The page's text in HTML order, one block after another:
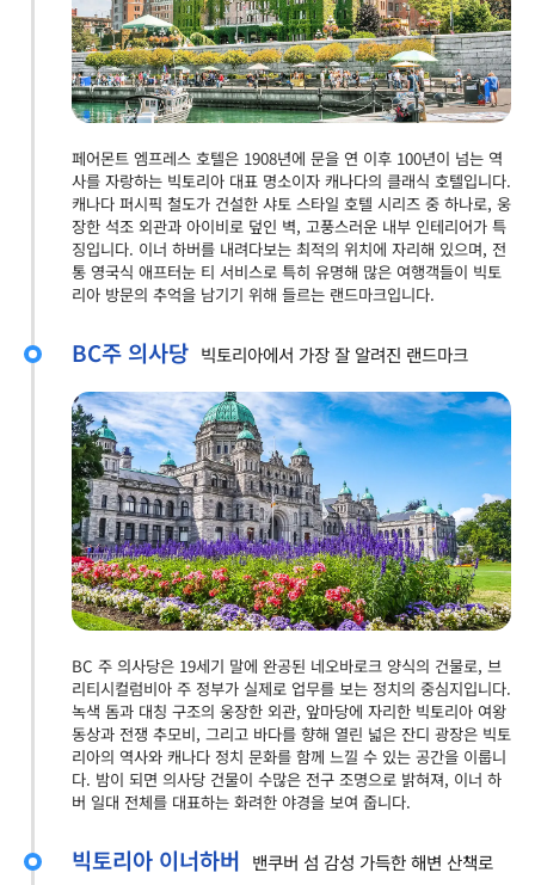
페어몬트 엠프레스 호텔은 1908년에 문을 연 이후 100년이 넘는 역
사를 자랑하는 빅토리아 대표 명소이자 캐나다의 클래식 호텔입니다.
캐나다 퍼시픽 철도가 건설한 샤토 스타일 호텔 시리즈 중 하나로, 웅
장한 석조 외관과 아이비로 덮인 벽, 고풍스러운 내부 인테리어가 특
징입니다. 이너 하버를 내려다보는 최적의 위치에 자리해 있으며, 전
통 영국식 애프터눈 티 서비스로 특히 유명해 많은 여행객들이 빅토
리아 방문의 추억을 남기기 위해 들르는 랜드마크입니다.
BC주 의사당 빅토리아에서 가장 잘 알려진 랜드마크
BC 주 의사당은 19세기 말에 완공된 네오바로크 양식의 건물로, 브
리티시컬럼비아 주 정부가 실제로 업무를 보는 정치의 중심지입니다.
녹색 돔과 대칭 구조의 웅장한 외관, 앞마당에 자리한 빅토리아 여왕
동상과 전쟁 추모비, 그리고 바다를 향해 열린 넓은 잔디 광장은 빅토
리아의 역사와 캐나다 정치 문화를 함께 느낄 수 있는 공간을 이룹니
다. 밤이 되면 의사당 건물이 수많은 전구 조명으로 밝혀져, 이너 하
버 일대 전체를 대표하는 화려한 야경을 보여 줍니다.
빅토리아 이너하버 밴쿠버 섬 감성 가득한 해변 산책로